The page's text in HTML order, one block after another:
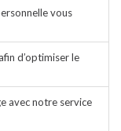
vous
d’optimiser le
avec notre service